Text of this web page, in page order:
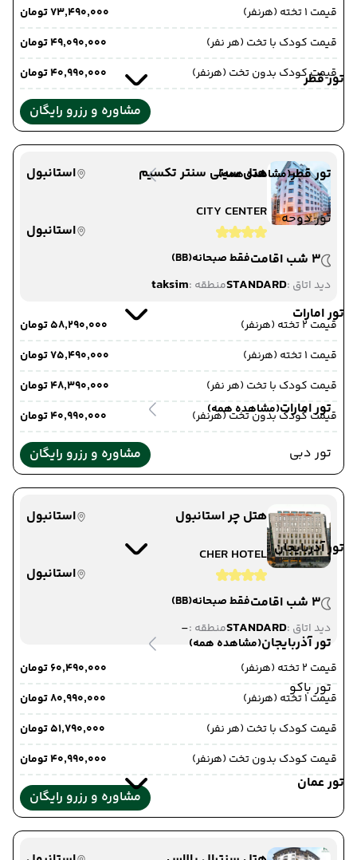
تور قطر
تور قطر(مشاهده همه)
تور دوحه
تور امارات
تور امارات(مشاهده همه)
تور دبی
تور آذربایجان
تور آذربایجان(مشاهده همه)
تور باکو
تور عمان
قیمت 1 تخته (هرنفر)
۷۳٬۴۹۰٬۰۰۰ تومان
قیمت کودک با تخت (هر نفر)
۴۹٬۰۹۰٬۰۰۰ تومان
قیمت کودک بدون تخت (هرنفر)
۴۰٬۹۹۰٬۰۰۰ تومان
مشاوره و رزرو رایگان
هتل سیتی سنتر تکسیم
استانبول
CITY CENTER
استانبول
3 شب اقامت
فقط صبحانه(BB)
دید اتاق :STANDARDمنطقه :taksim
قیمت 2 تخته (هرنفر)
۵۸٬۲۹۰٬۰۰۰ تومان
قیمت 1 تخته (هرنفر)
۷۵٬۴۹۰٬۰۰۰ تومان
قیمت کودک با تخت (هر نفر)
۴۸٬۳۹۰٬۰۰۰ تومان
قیمت کودک بدون تخت (هرنفر)
۴۰٬۹۹۰٬۰۰۰ تومان
مشاوره و رزرو رایگان
هتل چر استانبول
استانبول
CHER HOTEL
استانبول
3 شب اقامت
فقط صبحانه(BB)
دید اتاق :STANDARDمنطقه :-
قیمت 2 تخته (هرنفر)
۶۰٬۴۹۰٬۰۰۰ تومان
قیمت 1 تخته (هرنفر)
۸۰٬۹۹۰٬۰۰۰ تومان
قیمت کودک با تخت (هر نفر)
۵۱٬۷۹۰٬۰۰۰ تومان
قیمت کودک بدون تخت (هرنفر)
۴۰٬۹۹۰٬۰۰۰ تومان
مشاوره و رزرو رایگان